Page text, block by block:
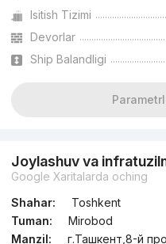
Isitish Tizimi
Devorlar
Ship Balandligi
Joylashuv va
Google Xaritalarda oching
Shahar:
Toshkent
Tuman:
Mirobod
Manzil:
г.Ташкент,8-й